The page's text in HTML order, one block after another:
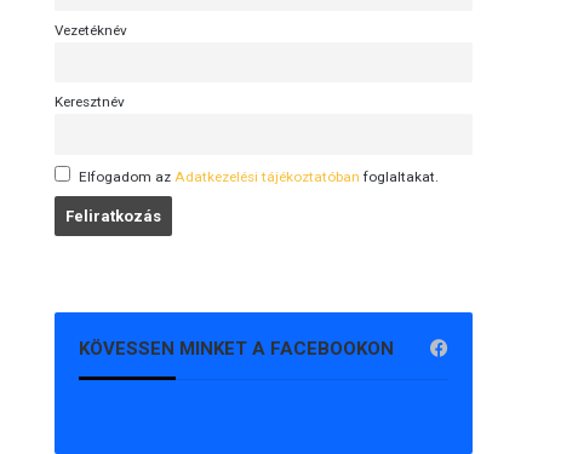
Vezetéknév
Keresztnév
Elfogadom az Adatkezelési tájékoztatóban foglaltakat.
KÖVESSEN MINKET A FACEBOOKON